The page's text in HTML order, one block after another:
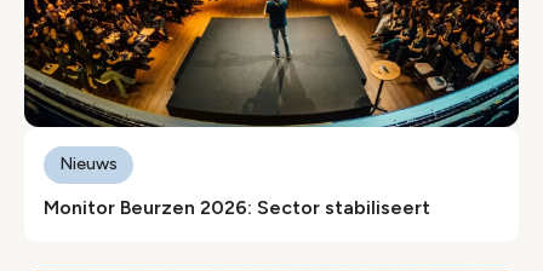
Monitor Beurzen 2026: Sector stabiliseert
Nieuws